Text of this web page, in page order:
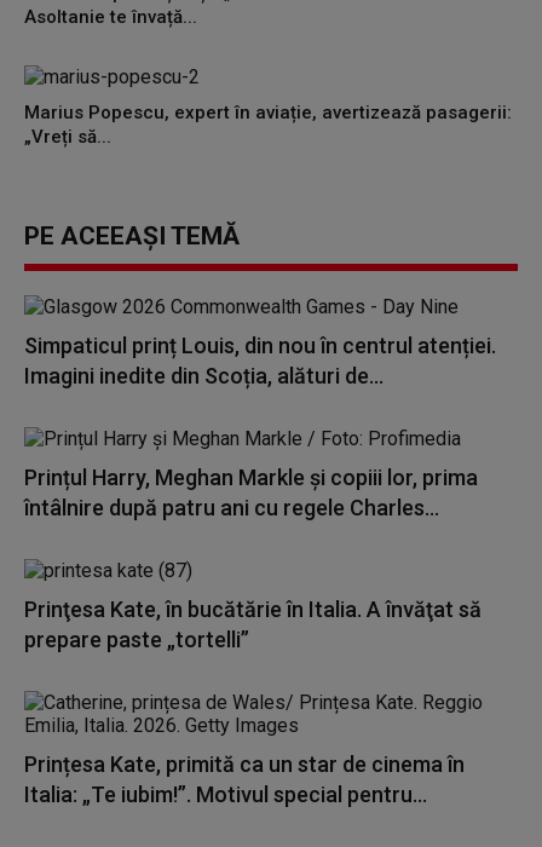
Asoltanie te învață...
Marius Popescu, expert în aviație, avertizează pasagerii:
„Vreți să...
PE ACEEAȘI TEMĂ
Simpaticul prinț Louis, din nou în centrul atenției.
Imagini inedite din Scoția, alături de...
Prințul Harry, Meghan Markle și copiii lor, prima
întâlnire după patru ani cu regele Charles...
Prinţesa Kate, în bucătărie în Italia. A învăţat să
prepare paste „tortelli”
Prințesa Kate, primită ca un star de cinema în
Italia: „Te iubim!”. Motivul special pentru...